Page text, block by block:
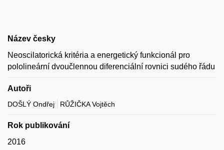
Název česky
Neoscilatorická kritéria a energetický funkcionál pro
pololineární dvoučlennou diferenciální rovnici sudého řádu
Autoři
DOŠLÝ Ondřej RŮŽIČKA Vojtěch
Rok publikování
2016